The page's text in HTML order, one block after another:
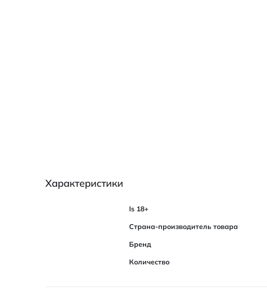
Характеристики
Характеристики
Is 18+
Страна-производитель товара
Бренд
Количество